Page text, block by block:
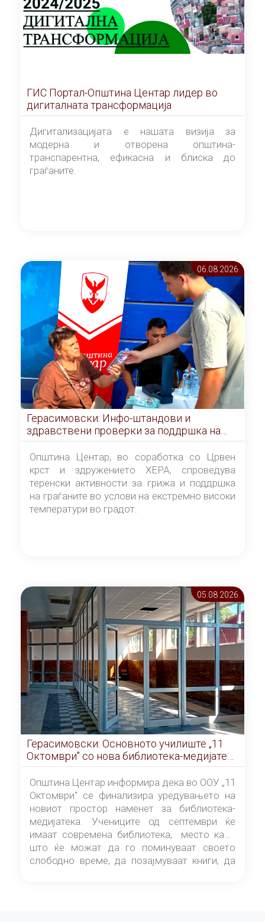
ГИС Портал-Општина Центар лидер во
дигиталната трансформација
Дигитализацијата е нашата визија за
модерна и отворена општина-
транспарентна, ефикасна и блиска до
граѓаните.
06.08 2026
Герасимовски: Инфо-штандови и
здравствени проверки за поддршка на
граѓаните во услови на топлотен бран
Општина Центар, во соработка со Црвен
крст и здружението ХЕРА, спроведува
теренски активности за грижа и поддршка
на граѓаните во услови на екстремно високи
температури во градот.
05.08 2026
Герасимовски: Основното училиште „11
Октомври" со нова библиотека-медијатека
од септември
Општина Центар информира дека во ООУ „11
Октомври" се финализира уредувањето на
новиот простор наменет за библиотека-
медијатека. Учениците од септември ќе
имаат современа библиотека, место каде
што ќе можат да го поминуваат своето
слободно време, да позајмуваат книги, да